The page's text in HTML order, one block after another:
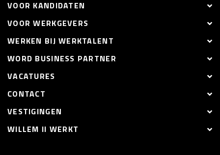
VOOR KANDIDATEN
VOOR WERKGEVERS
WERKEN BIJ WERKTALENT
WORD BUSINESS PARTNER
VACATURES
CONTACT
VESTIGINGEN
WILLEM II WERKT